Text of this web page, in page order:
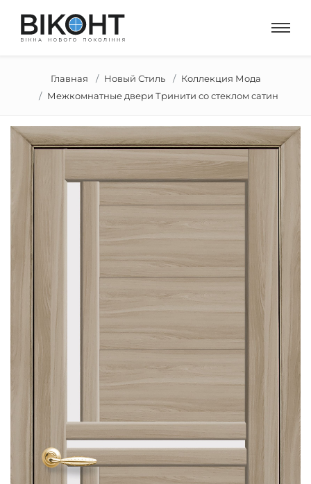
Главная Новый Стиль
Коллекция Мода
Межкомнатные двери Тринити со стеклом сатин